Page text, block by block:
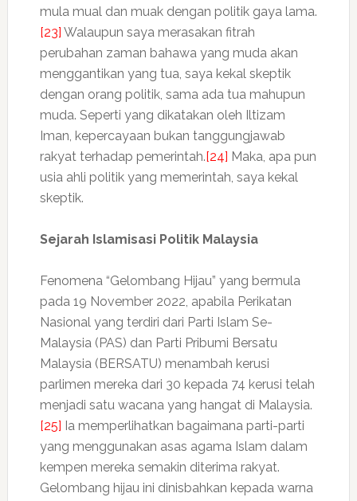
mula mual dan muak dengan politik gaya lama.
[23] Walaupun saya merasakan fitrah
perubahan zaman bahawa yang muda akan
menggantikan yang tua, saya kekal skeptik
dengan orang politik, sama ada tua mahupun
muda. Seperti yang dikatakan oleh Iltizam
Iman, kepercayaan bukan tanggungjawab
rakyat terhadap pemerintah. [24] Maka, apa pun
usia ahli politik yang memerintah, saya kekal
skeptik.
Sejarah Islamisasi Politik Malaysia
Fenomena “Gelombang Hijau” yang bermula
pada 19 November 2022, apabila Perikatan
Nasional yang terdiri dari Parti Islam Se-
Malaysia (PAS) dan Parti Pribumi Bersatu
Malaysia (BERSATU) menambah kerusi
parlimen mereka dari 30 kepada 74 kerusi telah
menjadi satu wacana yang hangat di Malaysia.
[25] Ia memperlihatkan bagaimana parti-parti
yang menggunakan asas agama Islam dalam
kempen mereka semakin diterima rakyat.
Gelombang hijau ini dinisbahkan kepada warna